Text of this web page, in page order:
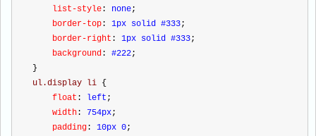
    list-style
: none;
    border-top
: 1px solid #333;
    border-right
: 1px solid #333;
    background
: #222;
}
ul.display li {
    float
: left ;
    width
: 754px;
    padding
: 10px 0;